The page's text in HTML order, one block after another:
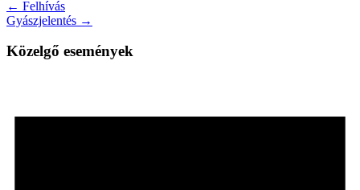
← Felhívás
Gyászjelentés →
Közelgő események